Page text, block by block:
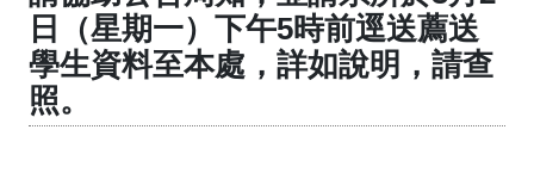
日（星期一）下午5時前逕送薦送
學生資料至本處，詳如說明，請查
照。